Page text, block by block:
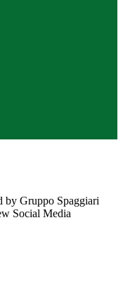
by Gruppo Spaggiari
Social Media